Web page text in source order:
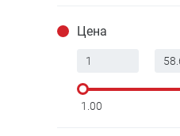
Цена
1.00